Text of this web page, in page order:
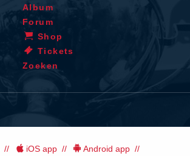
Album
Forum
Shop
Tickets
Zoeken
iOS app Android app